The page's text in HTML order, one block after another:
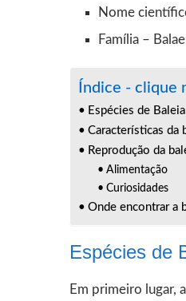
Nome
Família –
Índice - clique
Espécies de
Características da
Reprodução da
Alimentação
Curiosidades
Onde encontrar a
Espécies de
Em primeiro lugar, a